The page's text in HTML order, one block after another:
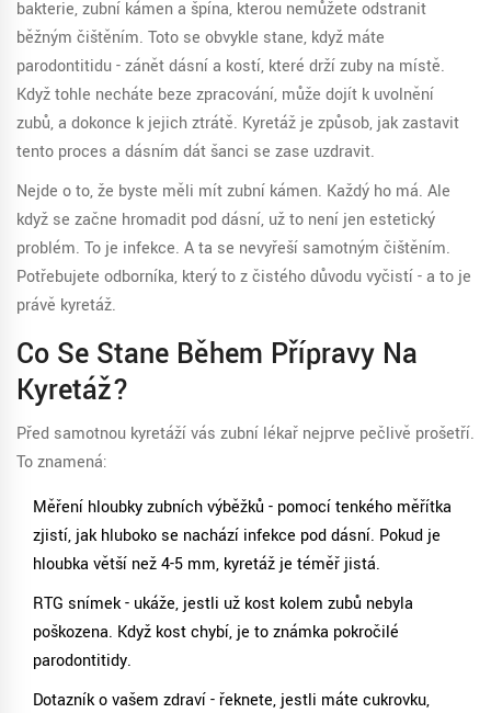
bakterie, zubní kámen a špína, kterou nemůžete odstranit
běžným čištěním. Toto se obvykle stane, když máte
parodontitidu - zánět dásní a kostí, které drží zuby na místě.
Když tohle necháte beze zpracování, může dojít k uvolnění
zubů, a dokonce k jejich ztrátě. Kyretáž je způsob, jak zastavit
tento proces a dásním dát šanci se zase uzdravit.
Nejde o to, že byste měli mít zubní kámen. Každý ho má. Ale
když se začne hromadit pod dásní, už to není jen estetický
problém. To je infekce. A ta se nevyřeší samotným čištěním.
Potřebujete odborníka, který to z čistého důvodu vyčistí - a to je
právě kyretáž.
Co Se Stane Během Přípravy Na
Kyretáž?
Před samotnou kyretáží vás zubní lékař nejprve pečlivě prošetří.
To znamená:
Měření hloubky zubních výběžků - pomocí tenkého měřítka
zjistí, jak hluboko se nachází infekce pod dásní. Pokud je
hloubka větší než 4-5 mm, kyretáž je téměř jistá.
RTG snímek - ukáže, jestli už kost kolem zubů nebyla
poškozena. Když kost chybí, je to známka pokročilé
parodontitidy.
Dotazník o vašem zdraví - řeknete, jestli máte cukrovku,